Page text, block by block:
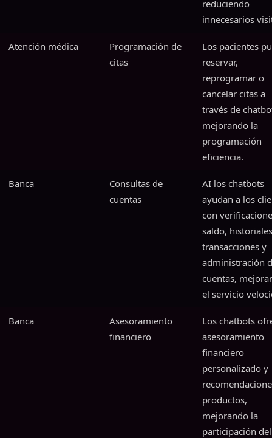
reduciendo
innecesarios
Atención médica
Programación de
citas
Los pacientes
reservar,
reprogramar o
cancelar citas a
través de
mejorando la
programación
eficiencia.
Banca
Consultas de
cuentas
AI los chatbots
ayudan a los
con
saldo,
transacciones y
administración
cuentas,
el servicio
Banca
Asesoramiento
financiero
Los chatbots
asesoramiento
financiero
personalizado y
productos,
mejorando la
participación del